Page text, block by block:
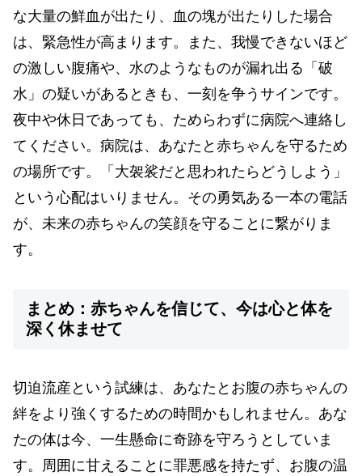
な大量の鮮血が出たり、血の塊が出たりした場合
は、緊急性が高まります。また、我慢できないほど
の激しい腹痛や、水のようなものが漏れ出る「破
水」の疑いがあるときも、一刻を争うサインです。
夜中や休日であっても、ためらわずに病院へ連絡し
てください。病院は、あなたと赤ちゃんを守るため
の場所です。「大袈裟だと思われたらどうしよう」
という心配はいりません。その勇気ある一本の電話
が、未来の赤ちゃんの笑顔を守ることに繋がりま
す。
まとめ：赤ちゃんを信じて、今は心と体を
深く休ませて
切迫流産という試練は、あなたとお腹の赤ちゃんの
絆をより強くするための時間かもしれません。あな
たの体は今、一生懸命に奇跡を守ろうとしていま
す。周囲に甘えることに罪悪感を持たず、お腹の温